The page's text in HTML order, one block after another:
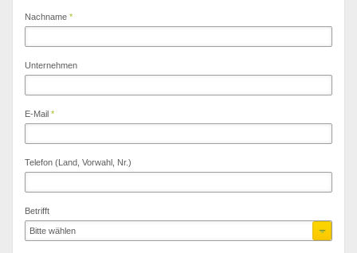
Nachname *
Unternehmen
E-Mail *
Telefon (Land, Vorwahl, Nr.)
Betrifft
Bitte wählen